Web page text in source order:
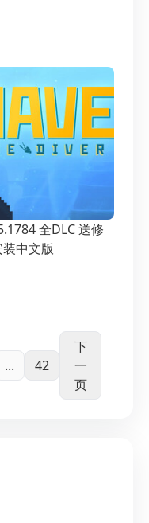
全DLC 送修
中文版
... 42
下
一
页